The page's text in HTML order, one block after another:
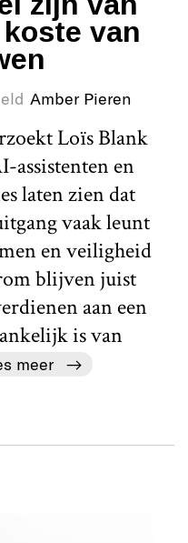
van
Amber Pieren
Loïs Blank
assistenten en
laten zien dat
vaak leunt
en veiligheid
blijven juist
aan een
is van
meer